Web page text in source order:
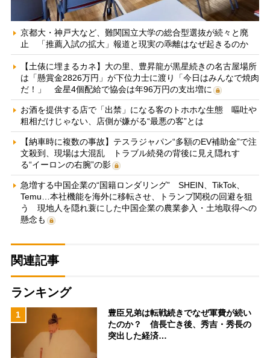
京都大・神戸大など、難関国立大学の総合型選抜が続々と廃
止 「推薦入試の拡大」報道と現実の乖離はなぜ起きるのか
【土俵に埋まるカネ】大の里、豊昇龍が黒星続きの名古屋場所
は「懸賞金2826万円」が下位力士に渡り「今日はみんなで焼肉
だ！」 金星4個配給で協会は年96万円の支出増に
お酒を提供する店で「出禁」になる客のトホホな生態 嘔吐や
粗相だけじゃない、店側が嫌がる“最悪の客”とは
【納車時に複数の事故】テスラジャパン“多額のEV補助金”で注
文殺到、現場は大混乱 トラブル続発の背後に見え隠れす
る“イーロンの右腕”の影
急増する中国企業の“国籍ロンダリング” SHEIN、TikTok、
Temu…本社機能を海外に移転させ、トランプ関税の回避を狙
う 現地人を隠れ蓑にした中国企業の農業参入・土地取得への
懸念も
関連記事
ランキング
1
豊臣兄弟は転戦続きでなぜ軍費が続い
たのか？ 信長亡き後、秀吉・秀長の
突出した経済…